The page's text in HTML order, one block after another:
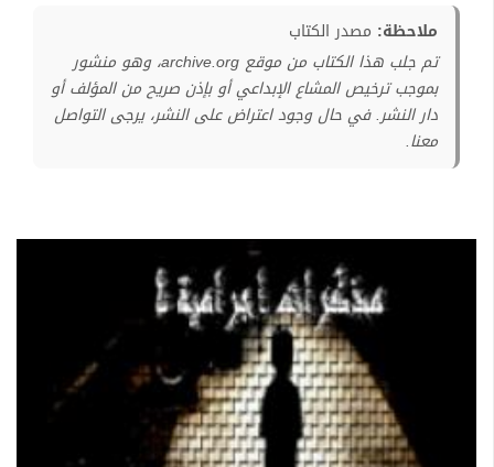
ملاحظة: مصدر الكتاب
تم جلب هذا الكتاب من موقع archive.org، وهو منشور
بموجب ترخيص المشاع الإبداعي أو بإذن صريح من المؤلف أو
دار النشر. في حال وجود اعتراض على النشر، يرجى التواصل
معنا.